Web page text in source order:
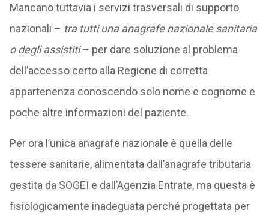
Mancano tuttavia i servizi trasversali di supporto
nazionali – tra tutti una anagrafe nazionale sanitaria
o degli assistiti– per dare soluzione al problema
dell’accesso certo alla Regione di corretta
appartenenza conoscendo solo nome e cognome e
poche altre informazioni del paziente.
Per ora l’unica anagrafe nazionale è quella delle
tessere sanitarie, alimentata dall’anagrafe tributaria
gestita da SOGEI e dall’Agenzia Entrate, ma questa è
fisiologicamente inadeguata perché progettata per